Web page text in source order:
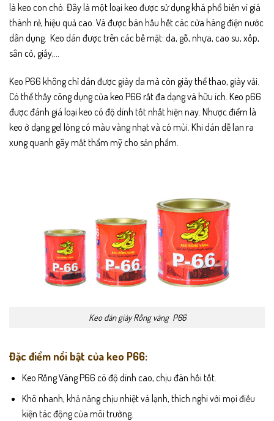
là keo con chó. Đây là một loại keo được sử dụng khá phổ biến vì giá
thành rẻ, hiệu quả cao. Và được bán hầu hết các cửa hàng điện nước
dân dụng. Keo dán được trên các bề mặt: da, gỗ, nhựa, cao su, xốp,
sân cỏ, giấy,…
Keo P66 không chỉ dán được giày da mà còn giày thể thao, giày vải.
Có thể thấy công dụng của keo P66 rất đa dạng và hữu ích. Keo p66
được đánh giá loại keo có độ dính tốt nhất hiện nay. Nhược điểm là
keo ở dạng gel lỏng có màu vàng nhạt và có mùi. Khi dán dễ lan ra
xung quanh gây mất thẩm mỹ cho sản phẩm.
Keo dán giày Rồng vàng P66
Đặc điểm nổi bật của keo P66:
Keo Rồng Vàng P66 có độ dính cao, chịu đàn hồi tốt.
Khô nhanh, khả năng chịu nhiệt và lạnh, thích nghi với mọi điều
kiện tác động của môi trường.